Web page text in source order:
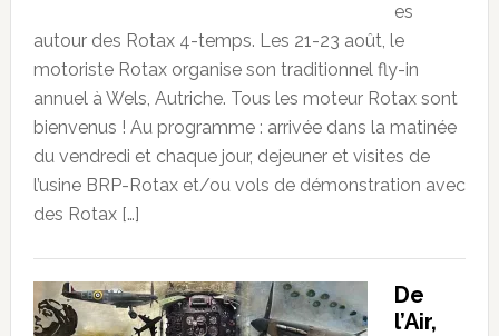
es
autour des Rotax 4-temps. Les 21-23 août, le
motoriste Rotax organise son traditionnel fly-in
annuel à Wels, Autriche. Tous les moteur Rotax sont
bienvenus ! Au programme : arrivée dans la matinée
du vendredi et chaque jour, dejeuner et visites de
l’usine BRP-Rotax et/ou vols de démonstration avec
des Rotax […]
De
l’Air,